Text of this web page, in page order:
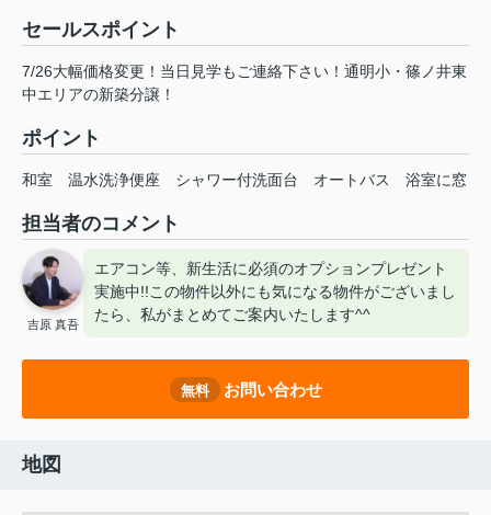
セールスポイント
7/26大幅価格変更！当日見学もご連絡下さい！通明小・篠ノ井東
中エリアの新築分譲！
ポイント
和室 温水洗浄便座 シャワー付洗面台 オートバス 浴室に窓
担当者のコメント
吉原 真吾
エアコン等、新生活に必須のオプションプレゼント
実施中!!この物件以外にも気になる物件がございまし
たら、私がまとめてご案内いたします^^
無料 お問い合わせ
地図